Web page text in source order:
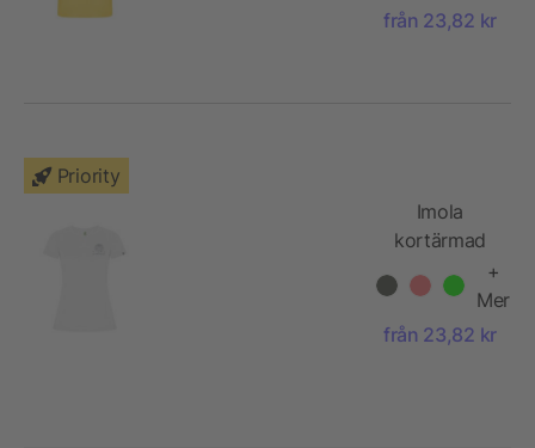
från 23,82 kr
Priority
Imola
kortärmad
funktions T-
shirt för dam
+
Mer
från 23,82 kr